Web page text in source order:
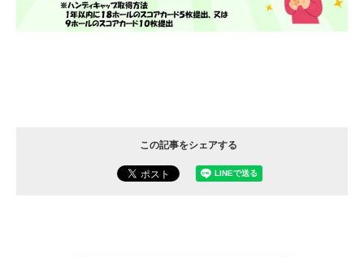
この記事をシェアする